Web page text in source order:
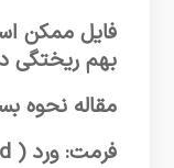
فایل ممکن
بهم ریختگی
مقاله نحوه
فرمت: ورد ( word )